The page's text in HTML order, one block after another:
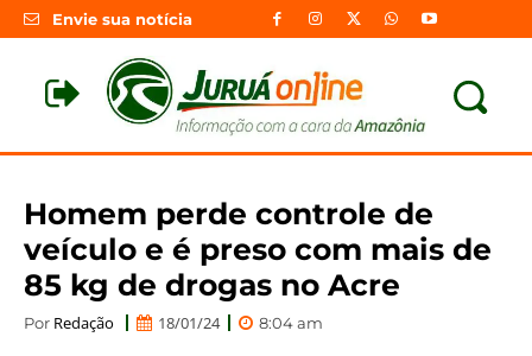
Envie sua notícia
Homem perde controle de
veículo e é preso com mais de
85 kg de drogas no Acre
Por Redação 18/01/24 8:04 am